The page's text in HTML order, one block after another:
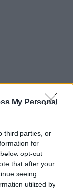
My Personal
third parties, or
for
opt-out
that after your
seeing
utilized by